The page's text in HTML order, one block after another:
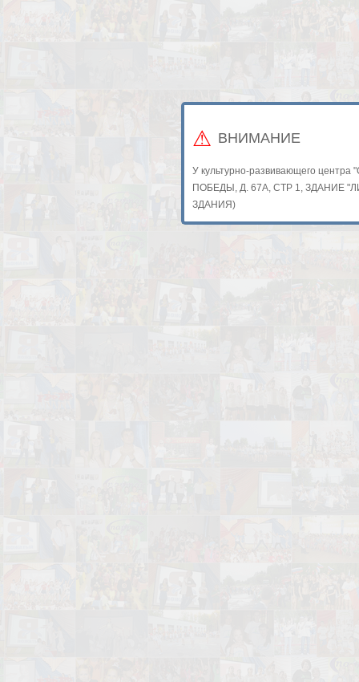
ВНИМАНИЕ
У культурно-развивающего
ПОБЕДЫ, Д. 67А, СТР 1, ЗДАНИЕ
ЗДАНИЯ)